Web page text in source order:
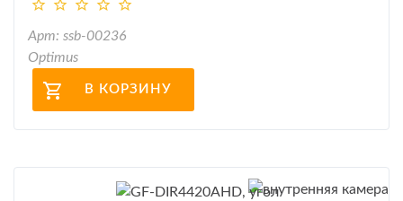
Арт: ssb-00236
Optimus
В КОРЗИНУ